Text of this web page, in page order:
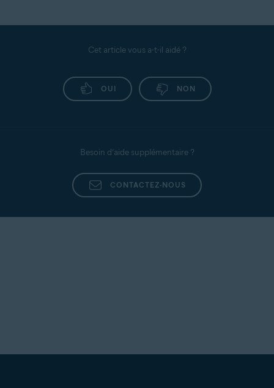
Cet article vous a-t-il aidé ?
OUI NON
Besoin d’aide supplémentaire ?
CONTACTEZ-NOUS